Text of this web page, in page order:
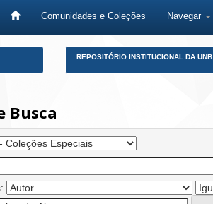
Comunidades e Coleções Navegar
REPOSITÓRIO INSTITUCIONAL DA UNB
Busca